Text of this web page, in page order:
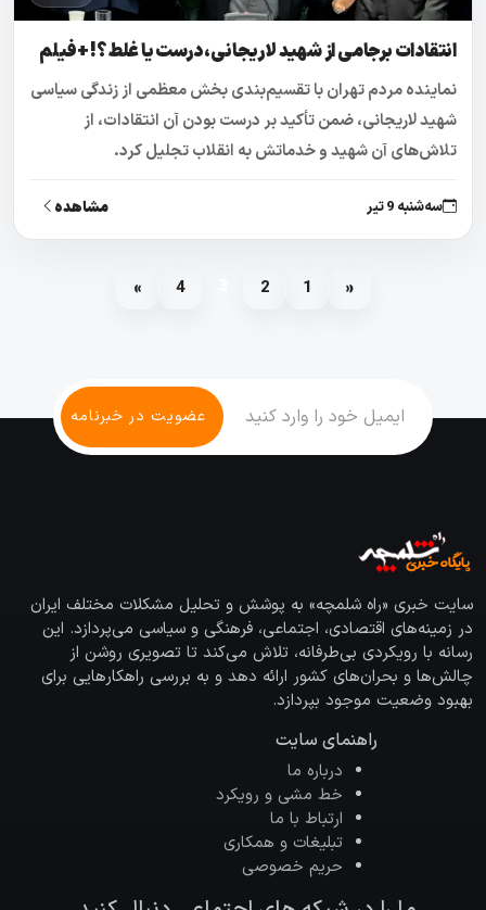
انتقادات برجامی از شهید لاریجانی، درست یا غلط؟! +فیلم
نماینده مردم تهران با تقسیم‌بندی بخش معظمی از زندگی سیاسی
شهید لاریجانی، ضمن تأکید بر درست بودن آن انتقادات، از
تلاش‌های آن شهید و خدماتش به انقلاب تجلیل کرد.
سه‌شنبه 9 تیر مشاهده
«
1
2
4
»
سایت خبری «راه شلمچه» به پوشش و تحلیل مشکلات مختلف ایران
در زمینه‌های اقتصادی، اجتماعی، فرهنگی و سیاسی می‌پردازد. این
رسانه با رویکردی بی‌طرفانه، تلاش می‌کند تا تصویری روشن از
چالش‌ها و بحران‌های کشور ارائه دهد و به بررسی راهکارهایی برای
بهبود وضعیت موجود بپردازد.
راهنمای سایت
درباره ما
خط مشی و رویکرد
ارتباط با ما
تبلیغات و همکاری
حریم خصوصی